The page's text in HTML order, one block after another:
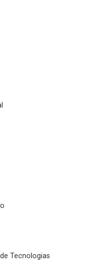
Tecnologias